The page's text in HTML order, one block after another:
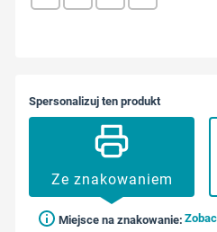
Spersonalizuj ten produkt
Ze znakowaniem
Miejsce na znakowanie: